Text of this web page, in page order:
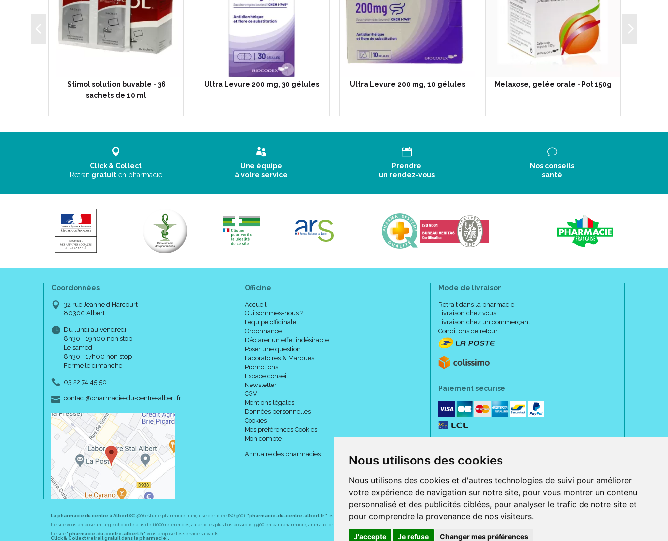
Nous utilisons des cookies
Nous utilisons des cookies et d'autres technologies de suivi pour améliorer
votre expérience de navigation sur notre site, pour vous montrer un contenu
personnalisé et des publicités ciblées, pour analyser le trafic de notre site et
pour comprendre la provenance de nos visiteurs.
J'accepte Je refuse Changer mes préférences
Stimol solution buvable - 36
sachets de 10 ml
Ultra Levure 200 mg, 30 gélules Ultra Levure 200 mg, 10 gélules Melaxose, gelée orale - Pot 150g
Click & Collect
Retrait gratuit en pharmacie
Une équipe
à votre service
Prendre
un rendez-vous
Nos conseils
santé
Coordonnées
32 rue Jeanne d’Harcourt
80300 Albert
Du lundi au vendredi
8h30 - 19h00 non stop
Le samedi
8h30 - 17h00 non stop
Fermé le dimanche
03 22 74 45 50
contact-
@-
pharmacie-du-centre-albert.fr
Officine
Accueil
Qui sommes-nous ?
L’équipe officinale
Ordonnance
Déclarer un effet indésirable
Poser une question
Laboratoires & Marques
Promotions
Espace conseil
Newsletter
CGV
Mentions légales
Données personnelles
Cookies
Mes préférences Cookies
Mon compte
Annuaire des pharmacies
Mode de livraison
Retrait dans la pharmacie
Livraison chez vous
Livraison chez un commerçant
Conditions de retour
Paiement sécurisé
La pharmacie du centre à Albert(80300) est une pharmacie française certifiée ISO 9001. "pharmacie-du-centre-albert.fr " est le site internet de l a pharmacie du centre, 32 rue Jeanne d' Harcourt, 80300 Albert.
Le site vous propose un large choix de plus de 11000 références, au prix les plus bas possible : 9400 en parapharmacie, animaux, orthopédie, matériel médical. 1700 en médicaments sans ordonnance.
Le site "pharmacie-du-centre-albert.fr" vous propose les service suivants :
Click & Collect (retrait gratuit dans la pharmacie).